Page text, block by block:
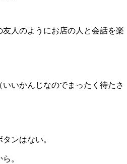
人のようにお店の人と会話を楽
いかんじなのでまったく待たさ
ンはない。
。